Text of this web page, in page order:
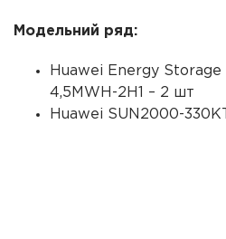
Модельний ряд:
Huawei Energy
4,5MWH-2H1 – 2 шт
Huawei SUN2000-